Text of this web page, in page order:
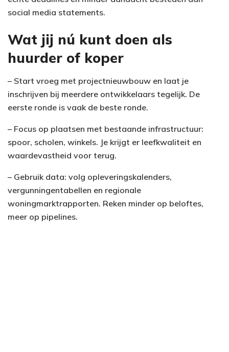
social media statements.
Wat jij nú kunt doen als
huurder of koper
– Start vroeg met projectnieuwbouw en laat je
inschrijven bij meerdere ontwikkelaars tegelijk. De
eerste ronde is vaak de beste ronde.
– Focus op plaatsen met bestaande infrastructuur:
spoor, scholen, winkels. Je krijgt er leefkwaliteit en
waardevastheid voor terug.
– Gebruik data: volg opleveringskalenders,
vergunningentabellen en regionale
woningmarktrapporten. Reken minder op beloftes,
meer op pipelines.